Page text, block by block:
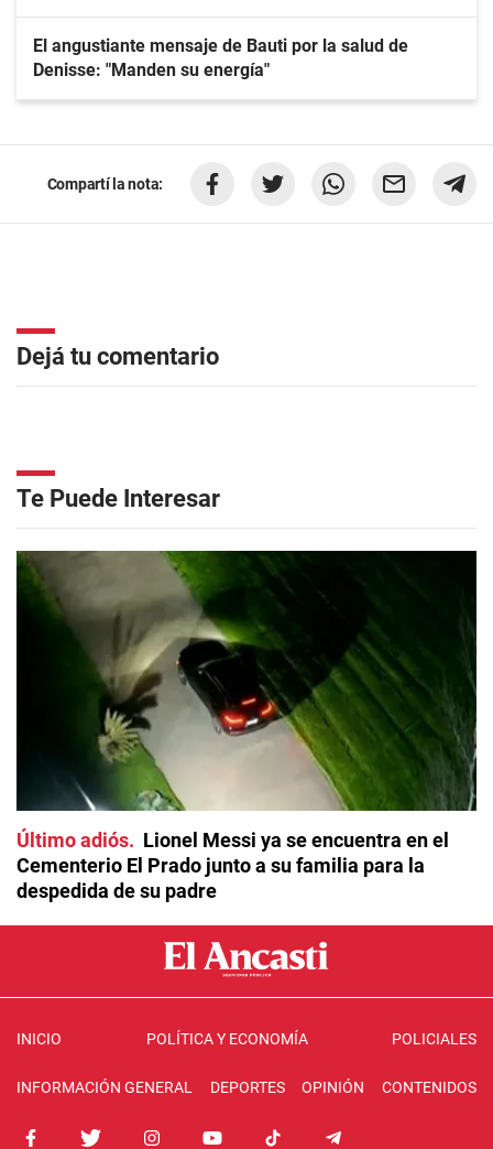
El angustiante mensaje de Bauti por la salud de
Denisse: "Manden su energía"
Compartí la nota:
Dejá tu comentario
Te Puede Interesar
Último adiós
Lionel Messi ya se encuentra en el
Cementerio El Prado junto a su familia para la
despedida de su padre
INICIO POLÍTICA Y ECONOMÍA POLICIALES
INFORMACIÓN GENERAL DEPORTES OPINIÓN CONTENIDOS